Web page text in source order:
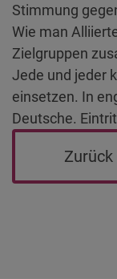
Stimmung
Wie man
Zielgruppen
Jede und jeder
einsetzen. In
Deutsche.